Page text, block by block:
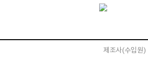
제조사(수입원)